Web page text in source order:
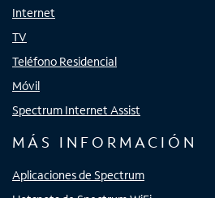
Internet
TV
Teléfono Residencial
Móvil
Spectrum Internet Assist
MÁS INFORMACIÓN
Aplicaciones de Spectrum